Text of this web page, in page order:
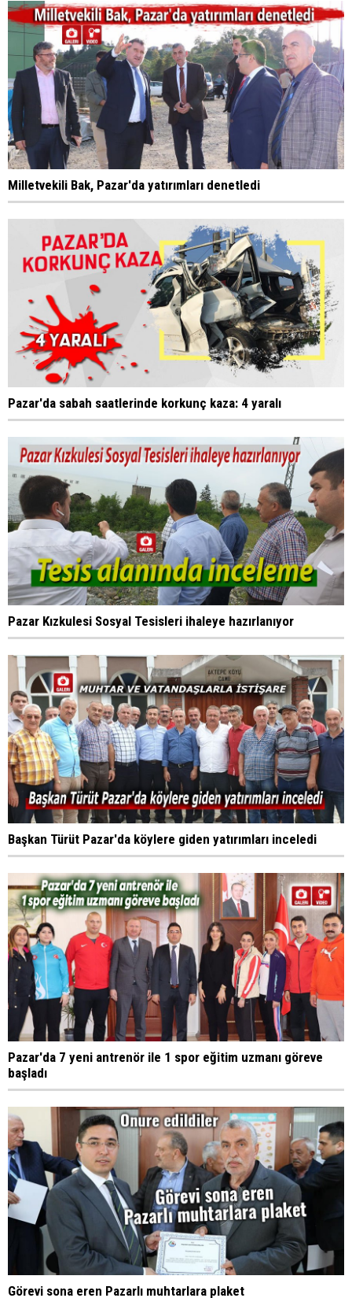
Milletvekili Bak, Pazar'da yatırımları denetledi
Pazar'da sabah saatlerinde korkunç kaza: 4 yaralı
Pazar Kızkulesi Sosyal Tesisleri ihaleye hazırlanıyor
Başkan Türüt Pazar'da köylere giden yatırımları inceledi
Pazar'da 7 yeni antrenör ile 1 spor eğitim uzmanı göreve
başladı
Görevi sona eren Pazarlı muhtarlara plaket